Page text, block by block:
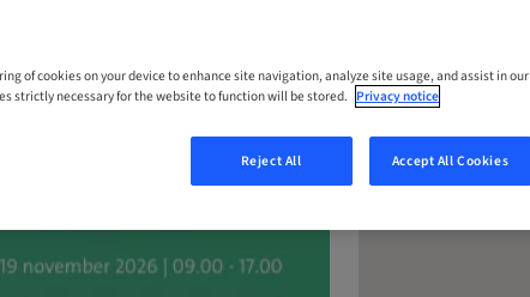
of cookies on your device to enhance site navigation, analyze site usage, and assist in our
strictly necessary for the website to function will be stored. Privacy notice
Reject All Accept All Cookies